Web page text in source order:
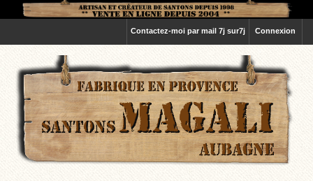
Connexion
Contactez-moi par mail 7j sur7j